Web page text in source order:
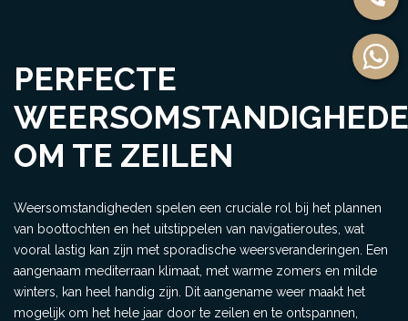
PERFECTE
OM TE ZEILEN
Weersomstandigheden spelen een cruciale rol bij het plannen
van boottochten en het uitstippelen van navigatieroutes, wat
vooral lastig kan zijn met sporadische weersveranderingen. Een
aangenaam mediterraan klimaat, met warme zomers en milde
winters, kan heel handig zijn. Dit aangename weer maakt het
mogelijk om het hele jaar door te zeilen en te ontspannen,